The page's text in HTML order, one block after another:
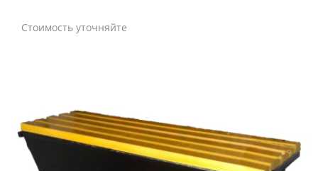
Стоимость уточняйте